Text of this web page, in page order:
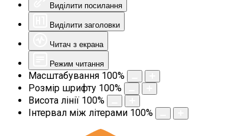
Виділити посилання
Виділити заголовки
Читач з екрана
Режим читання
Масштабування 100%
Розмір шрифту 100%
Висота лінії 100%
Інтервал між літерами 100%